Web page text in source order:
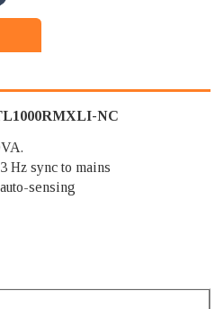
NC
Hz sync to mains
sensing